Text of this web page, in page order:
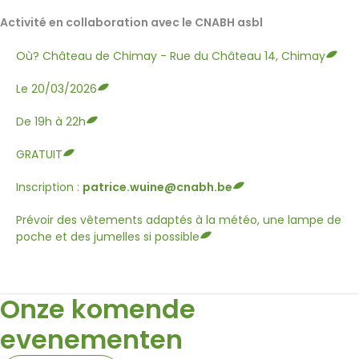
Activité en collaboration avec le CNABH asbl
Où? Château de Chimay - Rue du Château 14, Chimay
Le 20/03/2026
De 19h à 22h
GRATUIT
Inscription : patrice.wuine@cnabh.be
Prévoir des vêtements adaptés à la météo, une lampe de
poche et des jumelles si possible
Onze komende
evenementen